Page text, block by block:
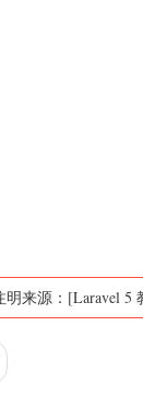
来源： [Laravel 5